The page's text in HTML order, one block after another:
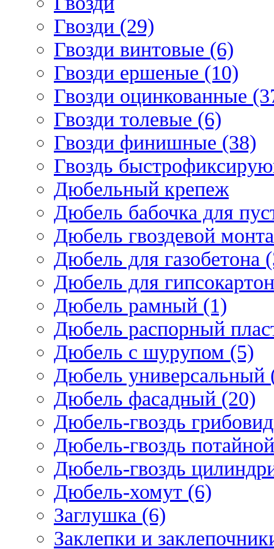
Гвозди (29)
Гвозди винтовые (6)
Гвозди ершеные (10)
Гвозди оцинкованные
Гвозди толевые (6)
Гвозди финишные (38)
Гвоздь
Дюбельный крепеж
Дюбель бабочка для
Дюбель гвоздевой
Дюбель для газобетона
Дюбель для
Дюбель рамный (1)
Дюбель распорный
Дюбель с шурупом (5)
Дюбель универсальный
Дюбель фасадный (20)
Дюбель-гвоздь
Дюбель-гвоздь
Дюбель-гвоздь
Дюбель-хомут (6)
Заглушка (6)
Заклепки и